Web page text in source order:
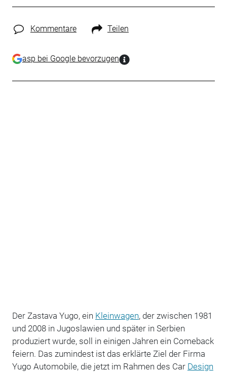
Kommentare Teilen
asp bei Google bevorzugen
Der Zastava Yugo, ein Kleinwagen, der zwischen 1981
und 2008 in Jugoslawien und später in Serbien
produziert wurde, soll in einigen Jahren ein Comeback
feiern. Das zumindest ist das erklärte Ziel der Firma
Yugo Automobile, die jetzt im Rahmen des Car Design